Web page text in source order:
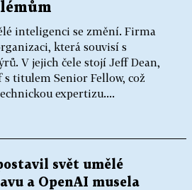
inteligenci se změní. Firma
která souvisí s
V jejich čele stojí Jeff Dean,
s titulem Senior Fellow, což
expertizu....
svět umělé
a OpenAI musela